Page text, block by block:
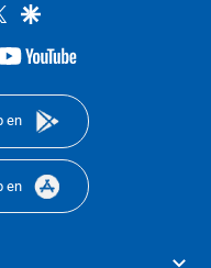
twittergoogle
youtube-
en
en